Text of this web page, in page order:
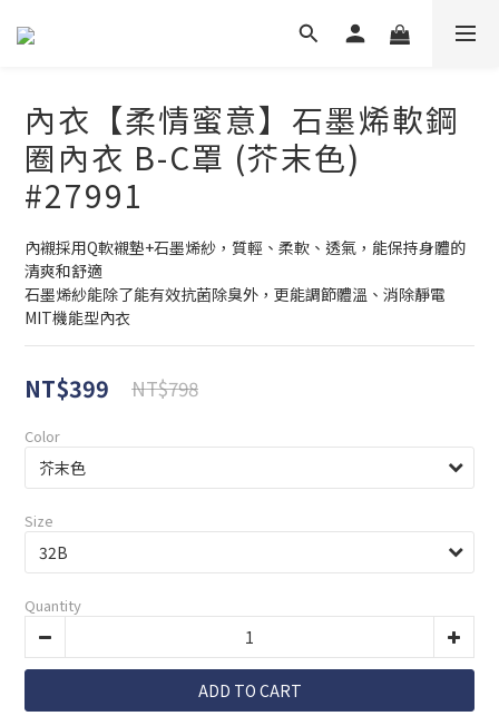
內衣【柔情蜜意】石墨烯軟鋼
圈內衣 B-C罩 (芥末色)
#27991
內襯採用Q軟襯墊+石墨烯紗，質輕、柔軟、透氣，能保持身體的
清爽和舒適
石墨烯紗能除了能有效抗菌除臭外，更能調節體溫、消除靜電
MIT機能型內衣
NT$399 NT$798
Color
Size
Quantity
ADD TO CART